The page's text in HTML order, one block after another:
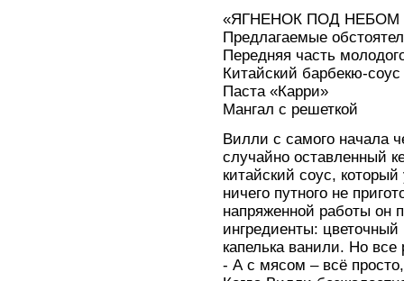
«ЯГНЕНОК ПОД НЕБОМ
Предлагаемые
Передняя часть
Китайский барбекю-
Паста «Карри»
Мангал с решеткой
Вилли с самого начала
случайно оставленный
китайский соус,
ничего путного не
напряженной работы он
ингредиенты:
капелька ванили. Но все
- А с мясом – всё